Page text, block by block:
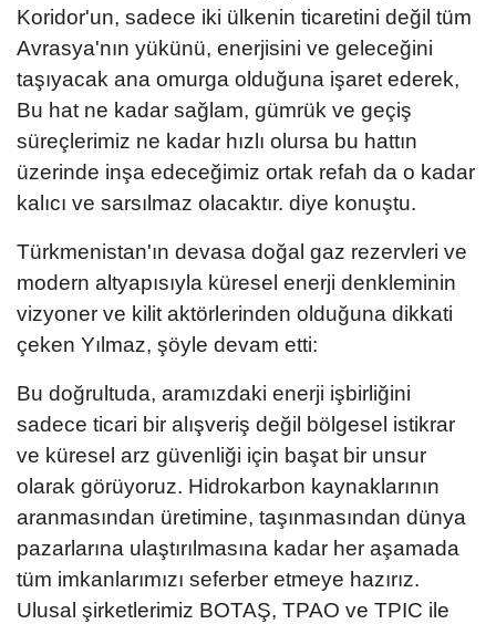
Koridor'un, sadece iki ülkenin ticaretini değil tüm
Avrasya'nın yükünü, enerjisini ve geleceğini
taşıyacak ana omurga olduğuna işaret ederek,
Bu hat ne kadar sağlam, gümrük ve geçiş
süreçlerimiz ne kadar hızlı olursa bu hattın
üzerinde inşa edeceğimiz ortak refah da o kadar
kalıcı ve sarsılmaz olacaktır. diye konuştu.
Türkmenistan'ın devasa doğal gaz rezervleri ve
modern altyapısıyla küresel enerji denkleminin
vizyoner ve kilit aktörlerinden olduğuna dikkati
çeken Yılmaz, şöyle devam etti:
Bu doğrultuda, aramızdaki enerji işbirliğini
sadece ticari bir alışveriş değil bölgesel istikrar
ve küresel arz güvenliği için başat bir unsur
olarak görüyoruz. Hidrokarbon kaynaklarının
aranmasından üretimine, taşınmasından dünya
pazarlarına ulaştırılmasına kadar her aşamada
tüm imkanlarımızı seferber etmeye hazırız.
Ulusal şirketlerimiz BOTAŞ, TPAO ve TPIC ile